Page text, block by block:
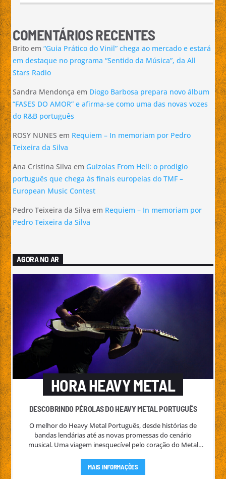
COMENTÁRIOS RECENTES
Brito em“Guia Prático do Vinil” chega ao mercado e estará
em destaque no programa “Sentido da Música”, da All
Stars Radio
Sandra Mendonça em Diogo Barbosa prepara novo álbum
“FASES DO AMOR” e afirma-se como uma das novas vozes
do R&B português
ROSY NUNES em Requiem – In memoriam por Pedro
Teixeira da Silva
Ana Cristina Silva em Guizolas From Hell: o prodígio
português que chega às finais europeias do TMF –
European Music Contest
Pedro Teixeira da Silva em Requiem – In memoriam por
Pedro Teixeira da Silva
AGORA NO AR
HORA HEAVY METAL
DESCOBRINDO PÉROLAS DO HEAVY METAL PORTUGUÊS
O melhor do Heavy Metal Português, desde histórias de
bandas lendárias até as novas promessas do cenário
musical. Uma viagem inesquecível pelo coração do Metal
MAIS INFORMAÇÕES